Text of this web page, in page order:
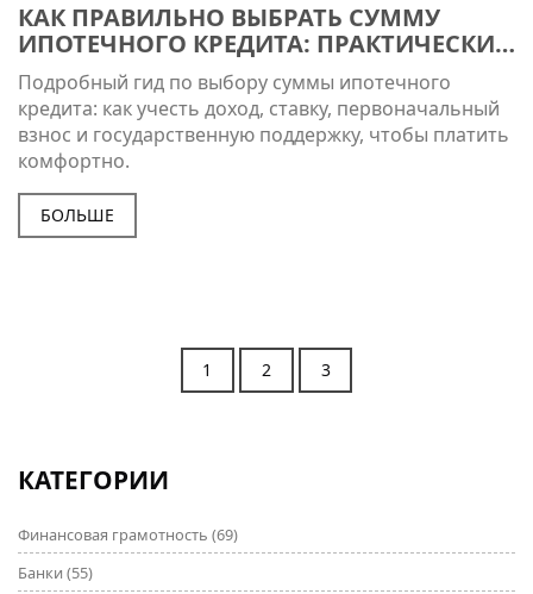
КАК ПРАВИЛЬНО ВЫБРАТЬ СУММУ
ИПОТЕЧНОГО КРЕДИТА: ПРАКТИЧЕСКИЕ
РЕКОМЕНДАЦИИ
Подробный гид по выбору суммы ипотечного
кредита: как учесть доход, ставку, первоначальный
взнос и государственную поддержку, чтобы платить
комфортно.
БОЛЬШЕ
1 2 3
КАТЕГОРИИ
Финансовая грамотность (69)
Банки (55)